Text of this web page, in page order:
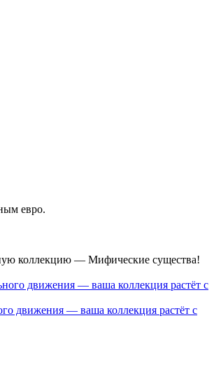
евро.
коллекцию — Мифические существа!
движения — ваша коллекция растёт с